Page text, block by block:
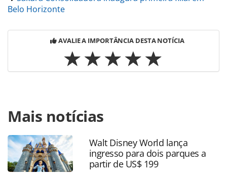
Belo Horizonte
AVALIE A IMPORTÂNCIA DESTA NOTÍCIA
https://www.panrotas.com.br/mercado/operadoras/
leva-agentes-de-belo-horizonte-ao-ceara-com-o-first-
experience_206546.html ou as ferramentas oferecidas na
página. Todo o conteúdo produzido pela PANROTAS
Editora é protegido pela legislação brasileira sobre direito
autoral. Não reproduza o conteúdo sem autorização da
Mais notícias
Walt Disney World lança
ingresso para dois parques a
partir de US$ 199